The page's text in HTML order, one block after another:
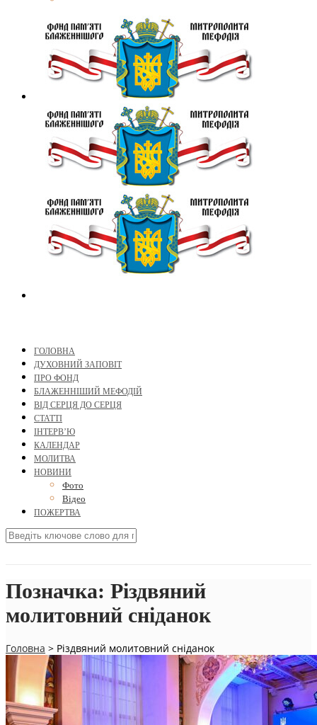
ГОЛОВНА
ДУХОВНИЙ ЗАПОВІТ
ПРО ФОНД
БЛАЖЕННІШИЙ МЕФОДІЙ
ВІД СЕРЦЯ ДО СЕРЦЯ
СТАТТІ
ІНТЕРВ’Ю
КАЛЕНДАР
МОЛИТВА
НОВИНИ
Фото
Відео
ПОЖЕРТВА
Позначка: Різдвяний
молитовний сніданок
Головна > Різдвяний молитовний сніданок